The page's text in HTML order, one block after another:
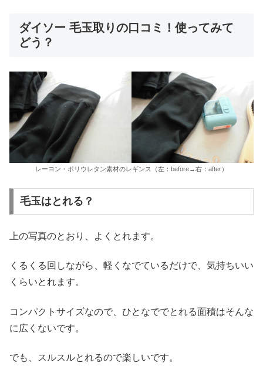
ダイソー 毛玉取りの口コミ！使ってみて
どう？
レーヨン・ポリウレタン素材のレギンス（左：before→右：after）
毛玉はとれる？
上の写真のとおり、よくとれます。
くるくる回しながら、軽くなでているだけで、気持ちいい
くらいとれます。
コンパクトサイズなので、ひとなででとれる面積はそんな
に広くないです。
でも、スルスルとれるので楽しいです。